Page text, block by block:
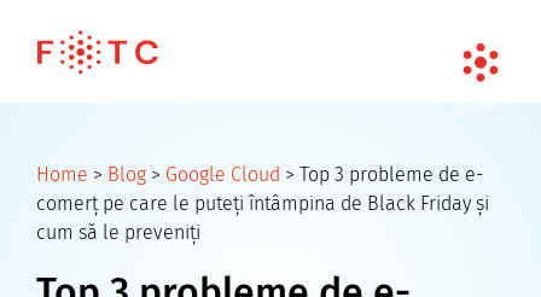
Home > Blog > Google Cloud > Top 3 probleme de e-
comerț pe care le puteți întâmpina de Black Friday și
cum să le preveniți